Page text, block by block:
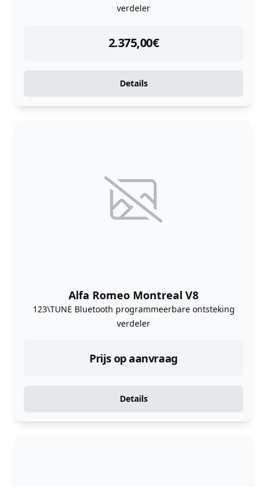
verdeler
2.375,00€
instock
Details
Alfa Romeo Montreal V8
123\TUNE Bluetooth programmeerbare ontsteking
verdeler
Prijs op aanvraag
Details